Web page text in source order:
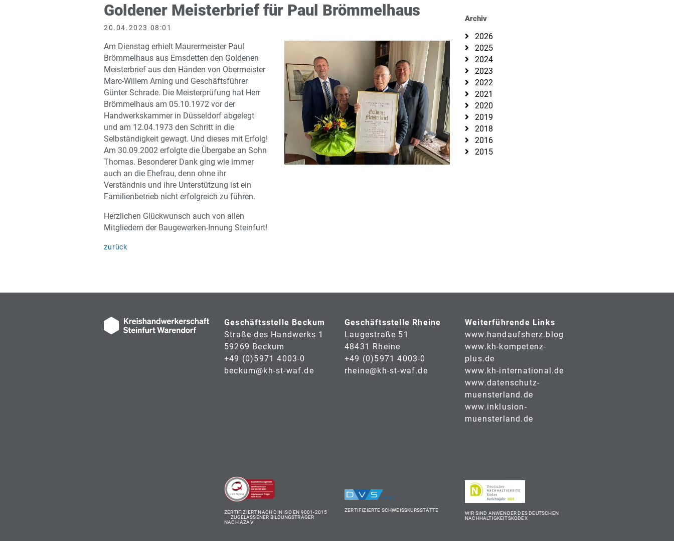
Goldener Meisterbrief für Paul Brömmelhaus
20.04.2023 08:01
Am Dienstag erhielt Maurermeister Paul
Brömmelhaus aus Emsdetten den Goldenen
Meisterbrief aus den Händen von Obermeister
Marc-Willem Arning und Geschäftsführer
Günter Schrade. Die Meisterprüfung hat Herr
Brömmelhaus am 05.10.1972 vor der
Handwerkskammer in Düsseldorf abgelegt
und am 12.04.1973 den Schritt in die
Selbständigkeit gewagt. Und dieses mit Erfolg!
Am 30.09.2002 erfolgte die Übergabe an Sohn
Thomas. Besonderer Dank ging wie immer
auch an die Ehefrau, denn ohne ihr
Verständnis und ihre Unterstützung ist ein
Familienbetrieb nicht erfolgreich zu führen.
Herzlichen Glückwunsch auch von allen
Mitgliedern der Baugewerken-Innung Steinfurt!
zurück
Archiv
2026
2025
2024
2023
2022
2021
2020
2019
2018
2016
2015
Geschäftsstelle Beckum
Straße des Handwerks 1
59269 Beckum
+49 (0)5971 4003-0
beckum@kh-st-waf.de
Geschäftsstelle Rheine
Laugestraße 51
48431 Rheine
+49 (0)5971 4003-0
rheine@kh-st-waf.de
Weiterführende Links
www.handaufsherz.blog
www.kh-kompetenz-
plus.de
www.kh-international.de
www.datenschutz-
muensterland.de
www.inklusion-
muensterland.de
ZERTIFIZIERT NACH DIN ISO EN 9001-2015
ZUGELASSENER BILDUNGSTRÄGER
NACH AZAV
ZERTIFIZIERTE SCHWEISSKURSSTÄTTE WIR SIND ANWENDER DES DEUTSCHEN
NACHHALTIGKEITSKODEX